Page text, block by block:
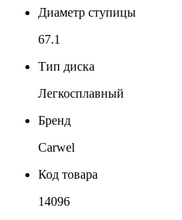
Диаметр ступицы
67.1
Тип диска
Легкосплавный
Бренд
Carwel
Код товара
14096